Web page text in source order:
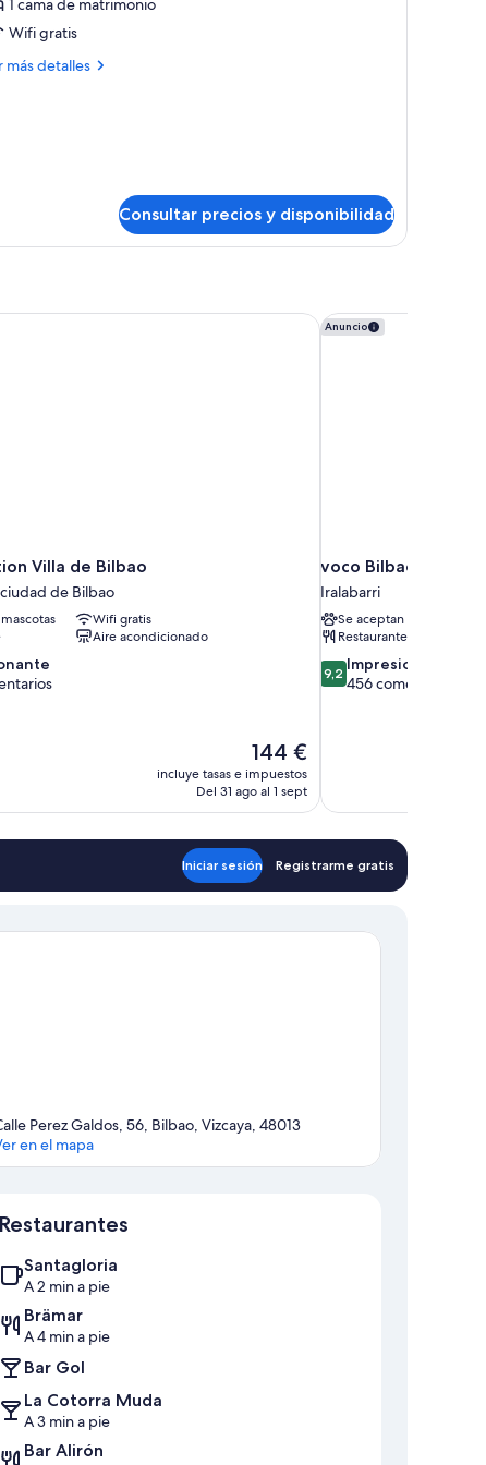
1 cama de matrimonio
Wifi gratis
más detalles
Consultar precios y disponibilidad
Villa de Bilbao
de Bilbao
Wifi gratis
Aire acondicionado
El
precio
actual
144 €
144 €
incluye tasas e impuestos
Del 31 ago al 1 sept
Villa de Bilbao Anuncio
voco Bilbao City by
Iralabarri
Se aceptan mascotas
Restaurante
9.2
sobre
9,2 Impresionante
456 comentarios
voco Bilbao City by
Iniciar sesión Registrarme gratis
Perez Galdos, 56, Bilbao, Vizcaya, 48013
en el mapa
Restaurantes
Santagloria
A 2 min a pie
Brämar
A 4 min a pie
Bar Gol
La Cotorra Muda
A 3 min a pie
Bar Alirón